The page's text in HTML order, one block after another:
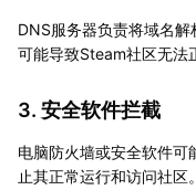
DNS服务器负责将域名
可能导致Steam社区无法
3. 安全软件拦截
电脑防火墙或安全软件可
止其正常运行和访问社区。